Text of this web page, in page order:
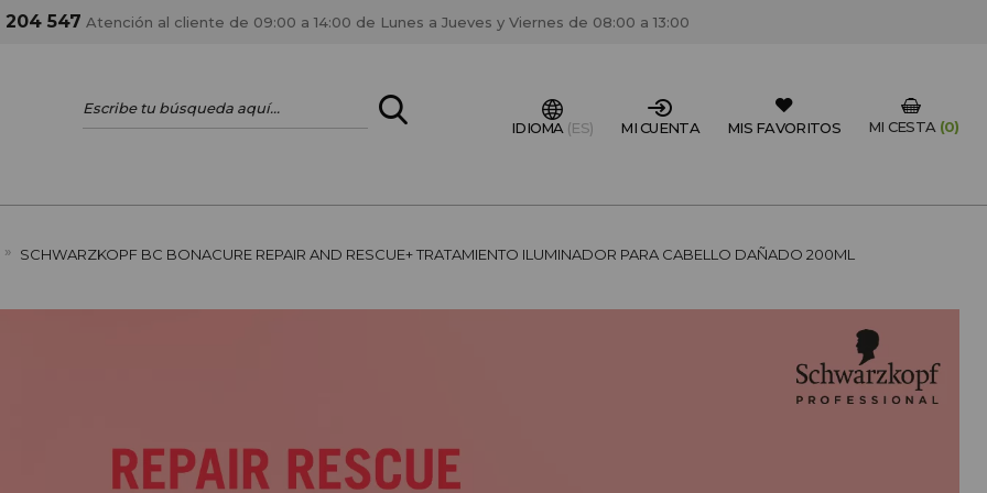
ENTRAR
estar al día en los
¿ERES PROFESIONAL DEL SECTOR?
Si eres propietario de un centro de peluquería/estétca, puedes registrarte
204 547 Atención al cliente de 09:00 a 14:00 de Lunes a Jueves y Viernes de 08:00 a 13:00
MI CESTA (0)
MIS FAVORITOS
MI CUENTA
IDIOMA (ES)
» SCHWARZKOPF BC BONACURE REPAIR AND RESCUE+ TRATAMIENTO ILUMINADOR PARA CABELLO DAÑADO 200ML